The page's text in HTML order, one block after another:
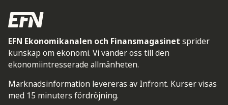
EFN Ekonomikanalen och Finansmagasinet sprider
kunskap om ekonomi. Vi vänder oss till den
ekonomiintresserade allmänheten.
Marknadsinformation levereras av Infront. Kurser visas
med 15 minuters fördröjning.